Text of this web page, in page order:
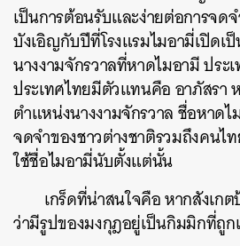
เป็นการต้อนรับและง่ายต่อการจด
บังเอิญกับปีที่โรงแรมไมอามี่เปิดเ
นางงามจักรวาลที่หาดไมอามี ประ
ประเทศไทยมีตัวแทนคือ อาภัสรา
ตำแหน่งนางงามจักรวาล ชื่อหาด
จดจำของชาวต่างชาติรวมถึงคนไ
ใช้ชื่อไมอามี่นับตั้งแต่นั้น
เกร็ดที่น่าสนใจคือ หากสังเก
ว่ามีรูปของมงกุฎอยู่เป็นกิมมิกที่ถู